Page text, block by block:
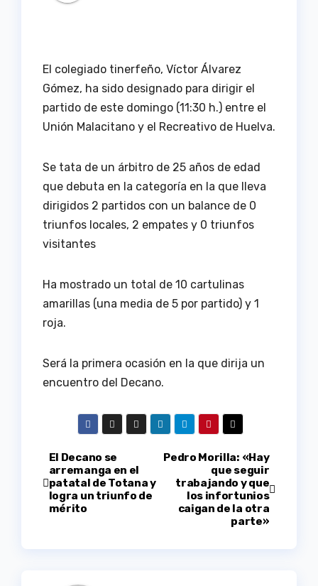
El colegiado tinerfeño, Víctor Álvarez
Gómez, ha sido designado para dirigir el
partido de este domingo (11:30 h.) entre el
Unión Malacitano y el Recreativo de Huelva.
Se tata de un árbitro de 25 años de edad
que debuta en la categoría en la que lleva
dirigidos 2 partidos con un balance de 0
triunfos locales, 2 empates y 0 triunfos
visitantes
Ha mostrado un total de 10 cartulinas
amarillas (una media de 5 por partido) y 1
roja.
Será la primera ocasión en la que dirija un
encuentro del Decano.
Navegación
de
Pedro Morilla: «Hay
que seguir
trabajando y que
los infortunios
caigan de la otra
parte»
El Decano se
arremanga en el
patatal de Totana y
logra un triunfo de
mérito